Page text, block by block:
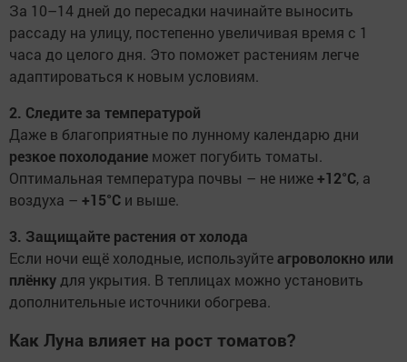
За 10–14 дней до пересадки начинайте выносить
рассаду на улицу, постепенно увеличивая время с 1
часа до целого дня. Это поможет растениям легче
адаптироваться к новым условиям.
2. Следите за температурой
Даже в благоприятные по лунному календарю дни
резкое похолодание может погубить томаты.
Оптимальная температура почвы – не ниже+12°C, а
воздуха – +15°C и выше.
3. Защищайте растения от холода
Если ночи ещё холодные, используйтеагроволокно или
плёнку для укрытия. В теплицах можно установить
дополнительные источники обогрева.
Как Луна влияет на рост томатов?